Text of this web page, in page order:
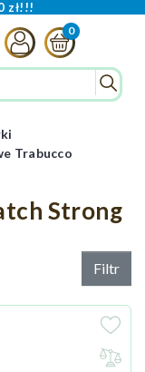
zł!!!
Trabucco
Strong
Filtr